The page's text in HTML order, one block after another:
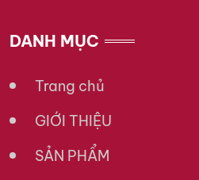
DANH MỤC
Trang chủ
GIỚI THIỆU
SẢN PHẨM